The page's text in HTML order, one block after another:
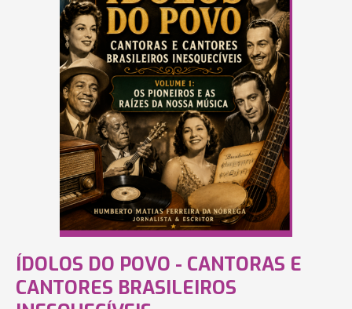
ÍDOLOS DO POVO - CANTORAS E
CANTORES BRASILEIROS